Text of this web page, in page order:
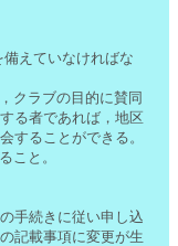
えていなければな
クラブの目的に賛同
る者であれば，地区
することができる。
こと。
手続きに従い申し込
記載事項に変更が生